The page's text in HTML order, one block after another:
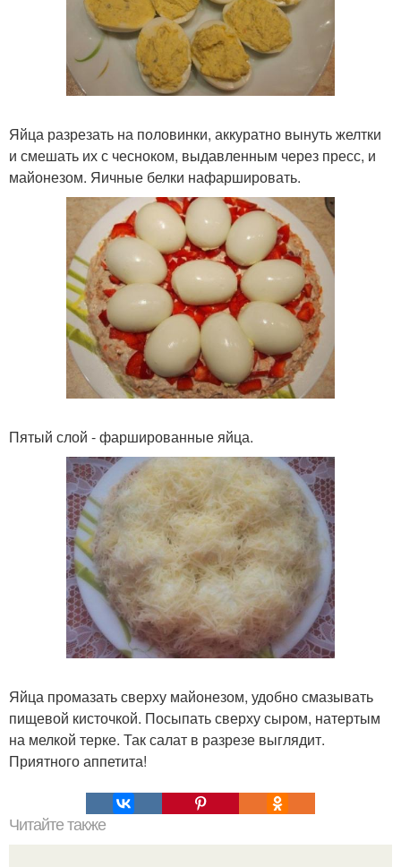
Яйца разрезать на половинки, аккуратно вынуть желтки
и смешать их с чесноком, выдавленным через пресс, и
майонезом. Яичные белки нафаршировать.
Пятый слой - фаршированные яйца.
Яйца промазать сверху майонезом, удобно смазывать
пищевой кисточкой. Посыпать сверху сыром, натертым
на мелкой терке. Так салат в разрезе выглядит.
Приятного аппетита!
Читайте также